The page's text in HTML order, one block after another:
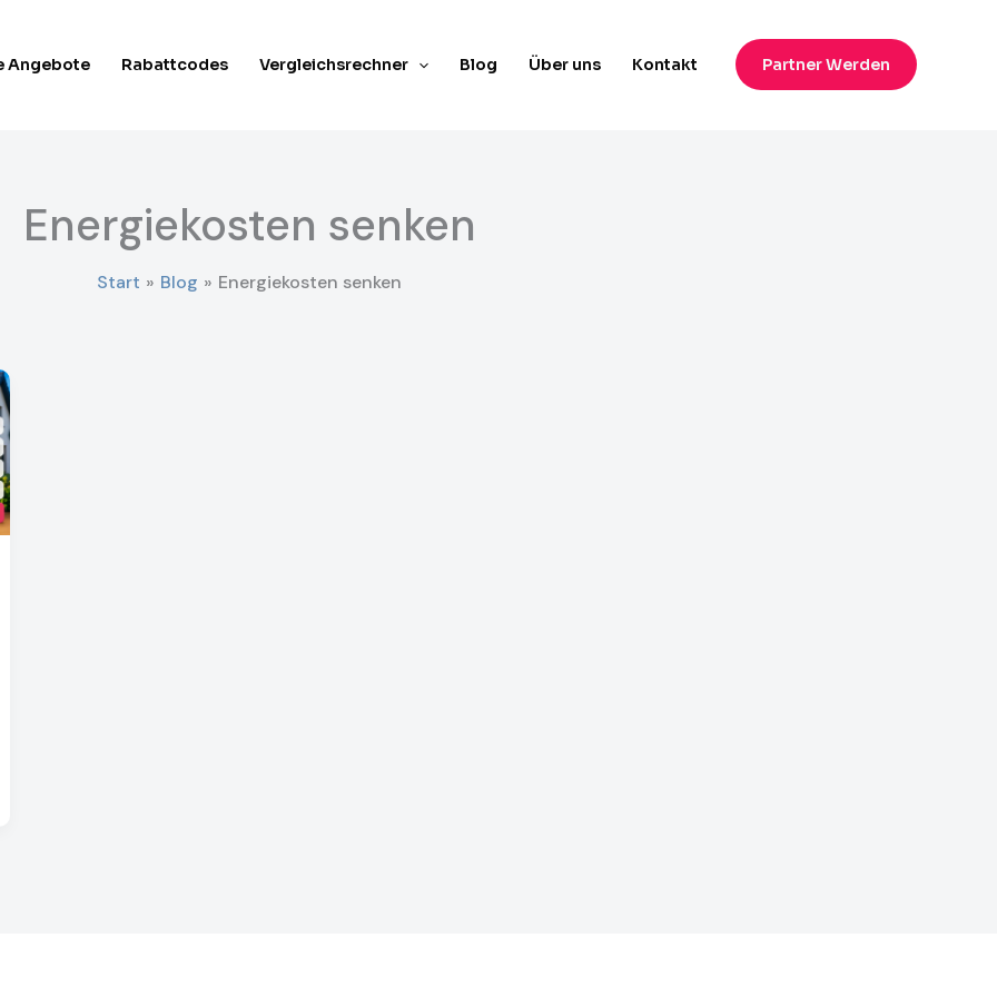
Angebote Rabattcodes Vergleichsrechner Blog Über uns​ Kontakt Partner Werden
Energiekosten senken
Start Blog Energiekosten senken